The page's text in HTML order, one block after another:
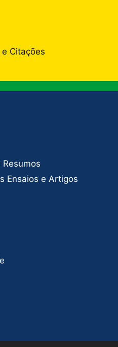
Citações
Ensaios e Artigos